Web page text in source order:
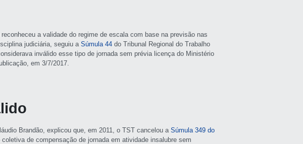
a validade do regime de escala com base na previsão nas
judiciária, seguiu aSúmula 44do Tribunal Regional do Trabalho
inválido esse tipo de jornada sem prévia licença do Ministério
em 3/7/2017.
Brandão, explicou que, em 2011, o TST cancelou aSúmula 349 do
de compensação de jornada em atividade insalubre sem